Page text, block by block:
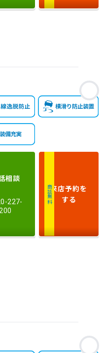
少ない順
お
相談
227-
商談無料来店予約を
する
お